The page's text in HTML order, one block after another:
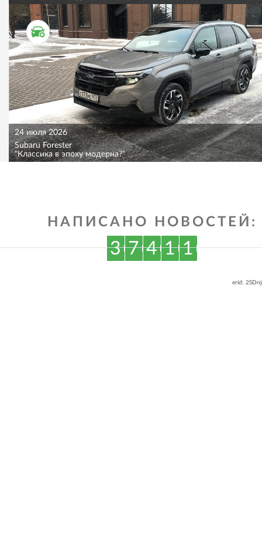
ТЕСТ ДРАЙВ
24 июля 2026
Subaru Forester
"Классика в эпоху модерна?"
НАПИСАНО НОВОСТЕЙ:
3 7 4 1 1
erid: